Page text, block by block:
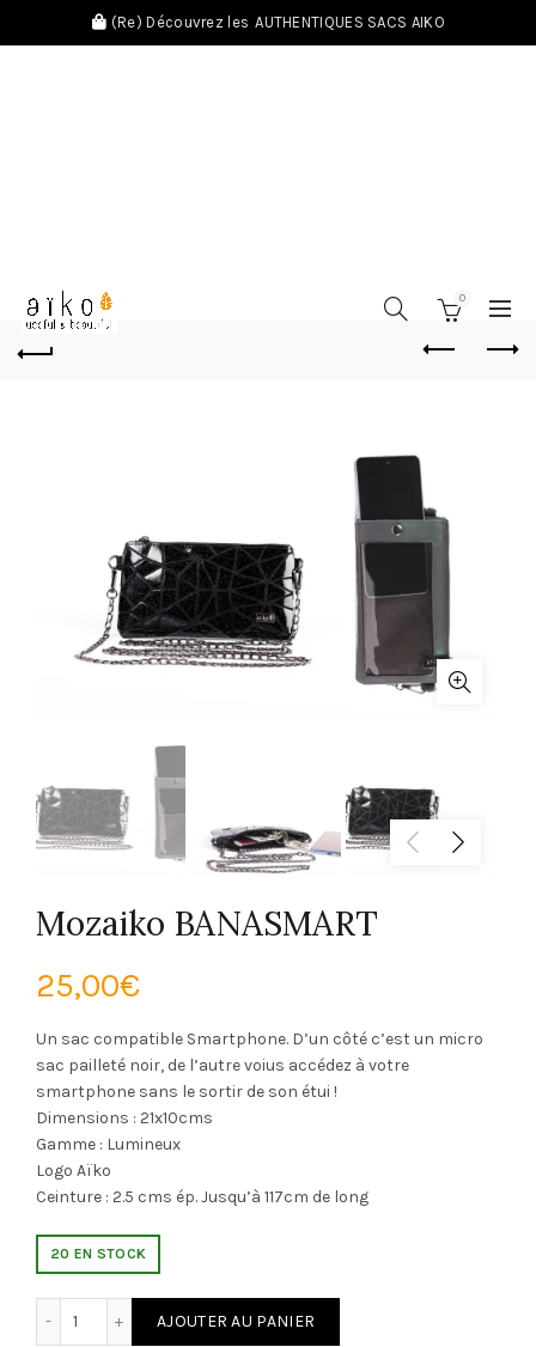
(Re) Découvrez les AUTHENTIQUES SACS AIKO
0
Mozaiko BANASMART
25,00€
Un sac compatible Smartphone. D’un côté c’est un micro
sac pailleté noir, de l’autre voius accédez à votre
smartphone sans le sortir de son étui !
Dimensions : 21x10cms
Gamme : Lumineux
Logo Aïko
Ceinture : 2.5 cms ép. Jusqu’à 117cm de long
20 EN STOCK
AJOUTER AU PANIER